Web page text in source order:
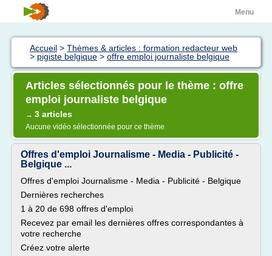
Menu
Accueil > Thèmes & articles : formation redacteur web
> pigiste belgique > offre emploi journaliste belgique
Articles sélectionnés pour le thème : offre
emploi journaliste belgique
→ 3 articles
Aucune vidéo sélectionnée pour ce thème
Offres d'emploi Journalisme - Media - Publicité -
Belgique ...
Offres d'emploi Journalisme - Media - Publicité - Belgique
Dernières recherches
1 à 20 de 698 offres d'emploi
Recevez par email les dernières offres correspondantes à
votre recherche
Créez votre alerte